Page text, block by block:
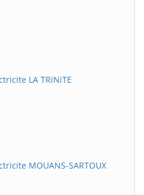
LA TRiNiTE
MOUANS-SARTOUX